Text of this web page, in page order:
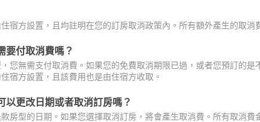
宿方設置，且均註明在您的訂房取消政策內。所有額外產生的取消
要付取消費嗎？
您無需支付取消費。如果您的免費取消期限已過，或者您預訂的是
宿方設置，且該費用也是由住宿方收取。
以更改日期或者取消訂房嗎？
房型的日期。如果您選擇取消訂房，將會產生取消費。所有取消費